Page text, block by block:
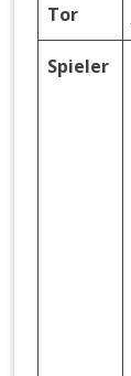
Tor
Spieler